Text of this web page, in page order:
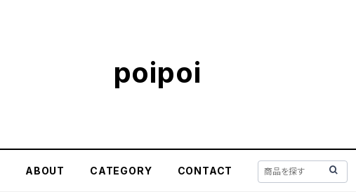
poipoi
ABOUT CATEGORY CONTACT